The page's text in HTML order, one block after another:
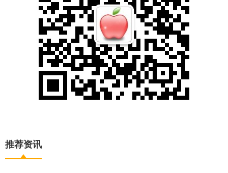
推荐资讯